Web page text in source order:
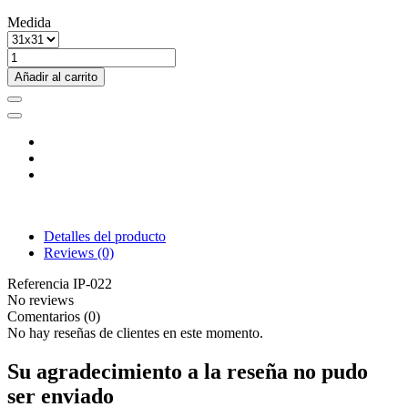
Medida
Añadir al carrito
Detalles del producto
Reviews (0)
Referencia IP-022
No reviews
Comentarios (0)
No hay reseñas de clientes en este momento.
Su agradecimiento a la reseña no pudo
ser enviado